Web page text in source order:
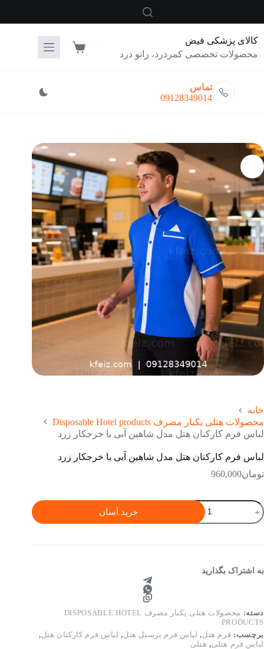
کالای پزشکی فیض
محصولات تخصصی کمردرد، زانو درد
سبد
تماس
09128349014
خانه
محصولات هتلی یکبار مصرف Disposable Hotel products
لباس فرم کارکنان هتل مدل شاهین آبی با خرجكار زرد
لباس فرم کارکنان هتل مدل شاهین آبی با خرجكار زرد
تومان960,000
لباس
فرم
کارکنان
آبی
عدد
خرید آسان
به اشتراک بگذارید
دسته:
محصولات هتلی یکبار مصرف DISPOSABLE HOTEL
PRODUCTS
برچسب: فرم هتل, لباس فرم پرسنل هتل, لباس فرم کارکنان هتل,
لباس فرم هتلی, هتلی